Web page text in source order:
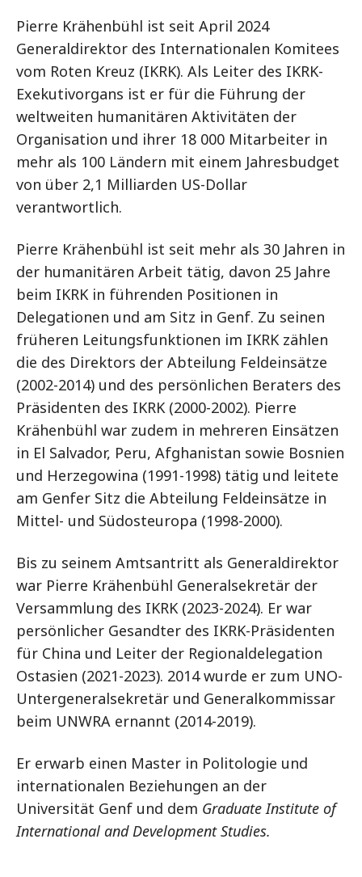
Pierre Krähenbühl ist seit April 2024
Generaldirektor des Internationalen Komitees
vom Roten Kreuz (IKRK). Als Leiter des IKRK-
Exekutivorgans ist er für die Führung der
weltweiten humanitären Aktivitäten der
Organisation und ihrer 18 000 Mitarbeiter in
mehr als 100 Ländern mit einem Jahresbudget
von über 2,1 Milliarden US-Dollar
verantwortlich.
Pierre Krähenbühl ist seit mehr als 30 Jahren in
der humanitären Arbeit tätig, davon 25 Jahre
beim IKRK in führenden Positionen in
Delegationen und am Sitz in Genf. Zu seinen
früheren Leitungsfunktionen im IKRK zählen
die des Direktors der Abteilung Feldeinsätze
(2002-2014) und des persönlichen Beraters des
Präsidenten des IKRK (2000-2002). Pierre
Krähenbühl war zudem in mehreren Einsätzen
in El Salvador, Peru, Afghanistan sowie Bosnien
und Herzegowina (1991-1998) tätig und leitete
am Genfer Sitz die Abteilung Feldeinsätze in
Mittel- und Südosteuropa (1998-2000).
Bis zu seinem Amtsantritt als Generaldirektor
war Pierre Krähenbühl Generalsekretär der
Versammlung des IKRK (2023-2024). Er war
persönlicher Gesandter des IKRK-Präsidenten
für China und Leiter der Regionaldelegation
Ostasien (2021-2023). 2014 wurde er zum UNO-
Untergeneralsekretär und Generalkommissar
beim UNWRA ernannt (2014-2019).
Er erwarb einen Master in Politologie und
internationalen Beziehungen an der
Universität Genf und dem Graduate Institute of
International and Development Studies.